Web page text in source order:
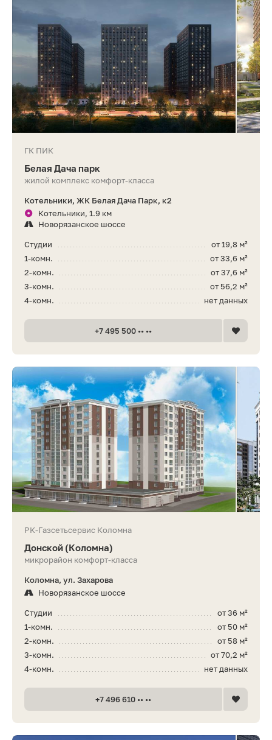
ГК ПИК
Белая Дача парк
жилой комплекс комфорт-класса
Котельники, ЖК Белая Дача Парк, к2
Котельники, 1.9 км
Новорязанское шоссе
от 19,8 м²
Студии
от 33,6 м²
1-комн.
от 37,6 м²
2-комн.
от 56,2 м²
3-комн.
нет данных
4-комн.
+7 495 500 •• ••
РК-Газсетьсервис Коломна
Донской (Коломна)
микрорайон комфорт-класса
Коломна, ул. Захарова
Новорязанское шоссе
от 36 м²
Студии
от 50 м²
1-комн.
от 58 м²
2-комн.
от 70,2 м²
3-комн.
нет данных
4-комн.
+7 496 610 •• ••